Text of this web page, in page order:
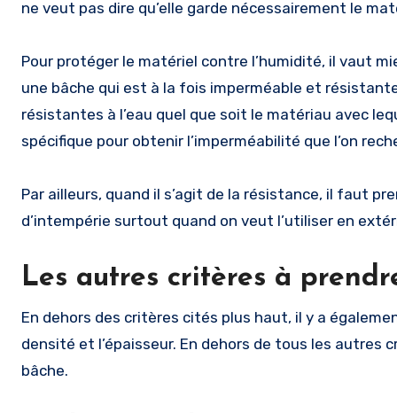
ne veut pas dire qu’elle garde nécessairement le
Pour protéger le matériel contre l’humidité, il vaut
une bâche qui est à la fois imperméable et
résistantes à l’eau quel que soit le matériau avec
spécifique pour obtenir l’imperméabilité que l’on
Par ailleurs, quand il s’agit de la résistance, il faut
d’intempérie surtout quand on veut l’utiliser en
Les autres critères à
En dehors des critères cités plus haut, il y a
densité et l’épaisseur. En dehors de tous les
bâche.